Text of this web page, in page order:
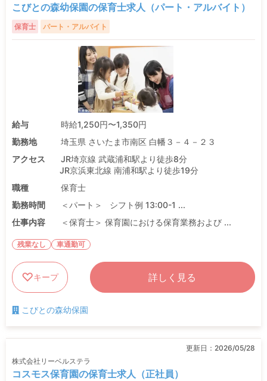
こびとの森幼保園の保育士求人（パート・アルバイト）
保育士 パート・アルバイト
給与
時給1,250円〜1,350円
勤務地
埼玉県 さいたま市南区 白幡３－４－２３
アクセス
JR埼京線 武蔵浦和駅より徒歩8分
JR京浜東北線 南浦和駅より徒歩19分
職種
保育士
勤務時間
＜パート＞ シフト例 13:00-1 ...
仕事内容
＜保育士＞ 保育園における保育業務および ...
残業なし 車通勤可
キープ 詳しく見る
こびとの森幼保園
更新日： 2026/05/28
株式会社リーベルステラ
コスモス保育園の保育士求人（正社員）